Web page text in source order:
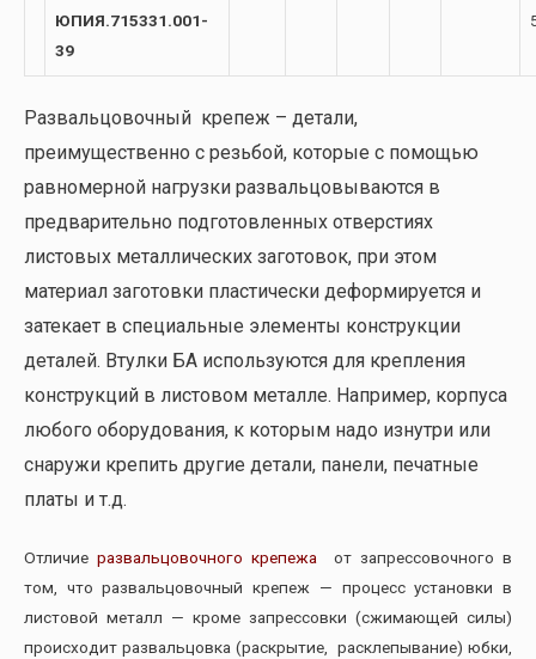
ЮПИЯ.715331.001-
39
Развальцовочный крепеж – детали,
преимущественно с резьбой, которые с помощью
равномерной нагрузки развальцовываются в
предварительно подготовленных отверстиях
листовых металлических заготовок, при этом
материал заготовки пластически деформируется и
затекает в специальные элементы конструкции
деталей. Втулки БА используются для крепления
конструкций в листовом металле. Например, корпуса
любого оборудования, к которым надо изнутри или
снаружи крепить другие детали, панели, печатные
платы и т.д.
Отличие развальцовочного крепежа от запрессовочного в
том, что развальцовочный крепеж — процесс установки в
листовой металл — кроме запрессовки (сжимающей силы)
происходит развальцовка (раскрытие, расклепывание) юбки,